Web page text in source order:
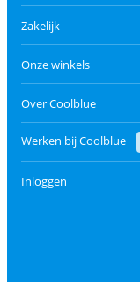
Zakelijk
Onze winkels
Over Coolblue
Werken bij Coolblue
Inloggen